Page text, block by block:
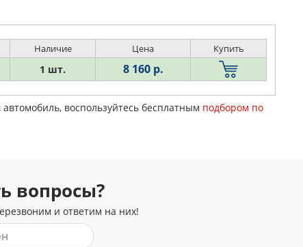
Наличие Цена Купить
1 шт. 8 160 р.
воспользуйтесь бесплатным подбором по
вопросы?
и ответим на них!